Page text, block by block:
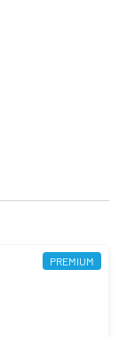
PREMIUM